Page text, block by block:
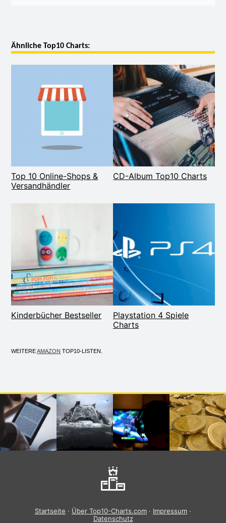
Ähnliche Top10 Charts:
Top 10 Online-Shops &
Versandhändler
CD-Album Top10 Charts
Kinderbücher Bestseller
Playstation 4 Spiele
Charts
WEITEREAMAZON TOP10-LISTEN.
Startseite · Über Top10-Charts.com · Impressum ·
Datenschutz